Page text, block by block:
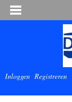
Inloggen Registreren